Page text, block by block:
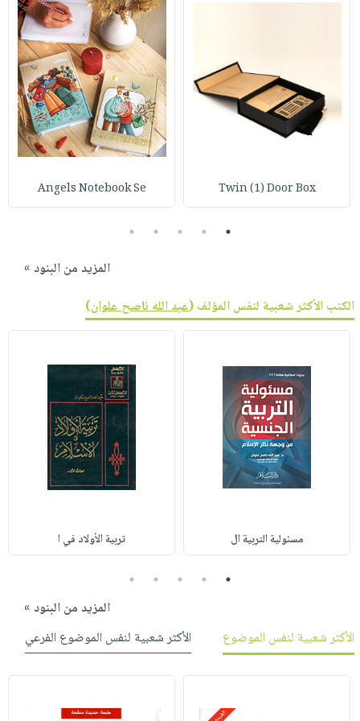
Twin (1) Door Box
Angels Notebook Se
1
2
3
4
5
المزيد من البنود »
الكتب الأكثر شعبية لنفس المؤلف (عبد الله ناصح علوان)
مسئولية التربية ال تربية الأولاد في ا
1
2
3
4
5
المزيد من البنود »
الأكثر شعبية لنفس الموضوع
الأكثر شعبية لنفس الموضوع الفرعي